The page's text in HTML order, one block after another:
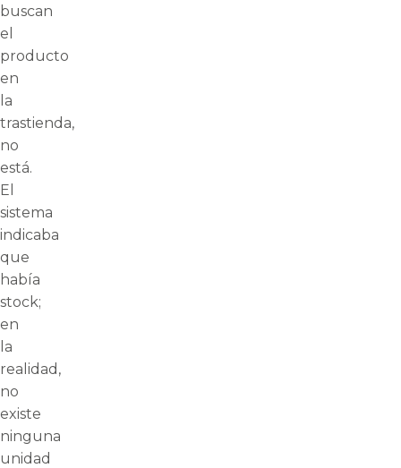
buscan
el
producto
en
la
trastienda,
no
está.
El
sistema
indicaba
que
había
stock;
en
la
realidad,
no
existe
ninguna
unidad